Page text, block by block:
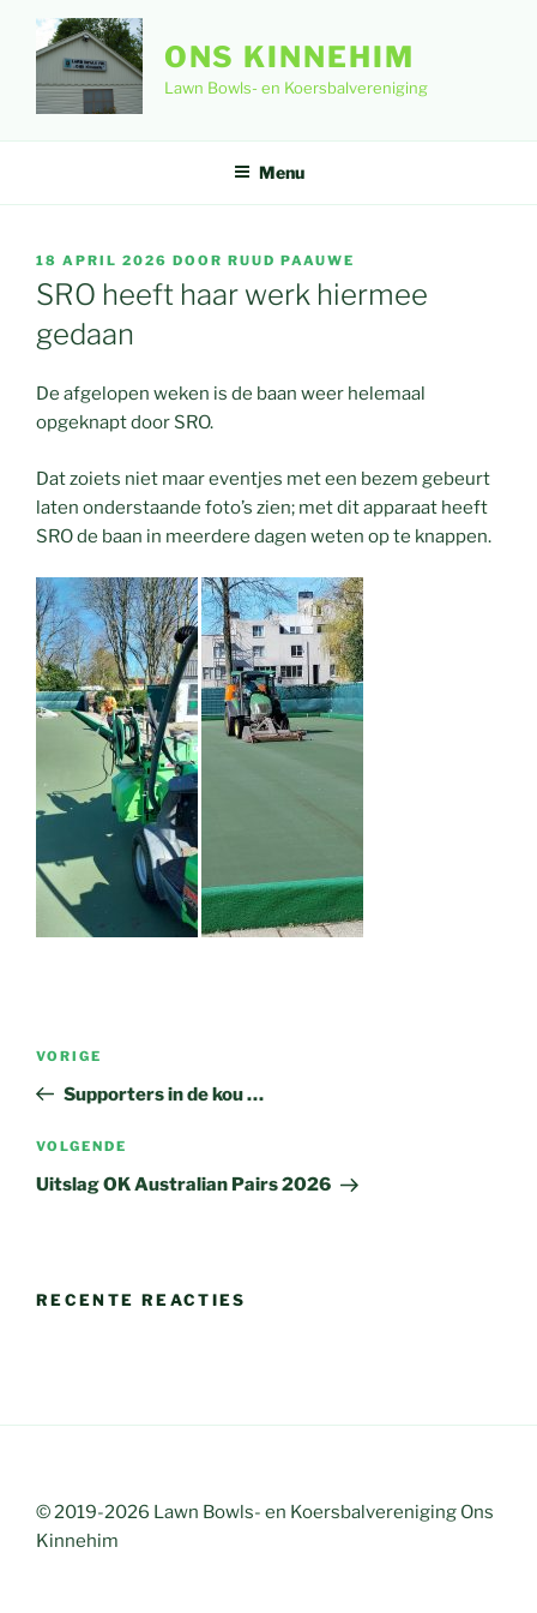
inhoud
ONS KINNEHIM
Lawn Bowls- en Koersbalvereniging
Menu
GEPLAATST
OP
18 APRIL 2026 DOOR RUUD PAAUWE
SRO heeft haar werk hiermee
gedaan
De afgelopen weken is de baan weer helemaal
opgeknapt door SRO.
Dat zoiets niet maar eventjes met een bezem gebeurt
laten onderstaande foto’s zien; met dit apparaat heeft
SRO de baan in meerdere dagen weten op te knappen.
Vorig
bericht
VORIGE
Supporters in de kou …
Volgend
bericht
VOLGENDE
Uitslag OK Australian Pairs 2026
RECENTE REACTIES
© 2019-2026 Lawn Bowls- en Koersbalvereniging Ons
Kinnehim